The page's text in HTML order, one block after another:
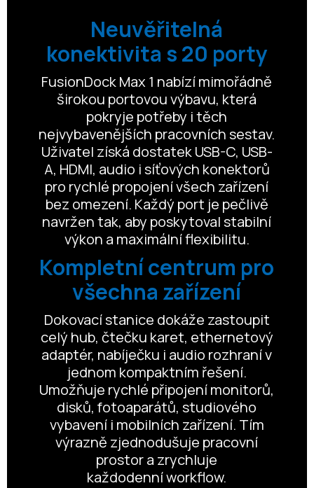
Neuvěřitelná
konektivita s 20 porty
FusionDock Max 1 nabízí mimořádně
širokou portovou výbavu, která
pokryje potřeby i těch
nejvybavenějších pracovních sestav.
Uživatel získá dostatek USB-C, USB-
A, HDMI, audio i síťových konektorů
pro rychlé propojení všech zařízení
bez omezení. Každý port je pečlivě
navržen tak, aby poskytoval stabilní
výkon a maximální flexibilitu.
Kompletní centrum pro
všechna zařízení
Dokovací stanice dokáže zastoupit
celý hub, čtečku karet, ethernetový
adaptér, nabíječku i audio rozhraní v
jednom kompaktním řešení.
Umožňuje rychlé připojení monitorů,
disků, fotoaparátů, studiového
vybavení i mobilních zařízení. Tím
výrazně zjednodušuje pracovní
prostor a zrychluje
každodenní workflow.